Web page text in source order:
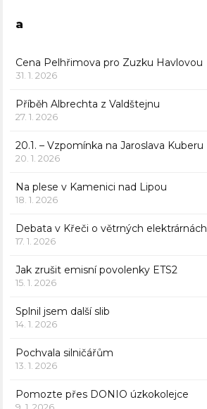
a
Cena Pelhřimova pro Zuzku Havlovou
31. 1. 2026
Příběh Albrechta z Valdštejnu
27. 1. 2026
20.1. – Vzpomínka na Jaroslava Kuberu
20. 1. 2026
Na plese v Kamenici nad Lipou
18. 1. 2026
Debata v Křeči o větrných elektrárnách
17. 1. 2026
Jak zrušit emisní povolenky ETS2
15. 1. 2026
Splnil jsem další slib
14. 1. 2026
Pochvala silničářům
13. 1. 2026
Pomozte přes DONIO úzkokolejce
9. 1. 2026